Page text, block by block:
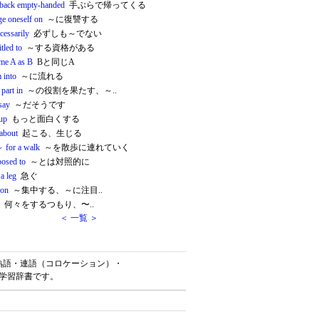
empty-handed 手ぶらで帰ってくる
oneself on ～に復讐する
必ずしも～でない
to ～する資格がある
A as B Bと同じA
into ～に流れる
in ～の役割を果たす、～..
～だそうです
もっと面白くする
起こる、生じる
for a walk ～を散歩に連れていく
to ～とは対照的に
leg 急ぐ
～集中する、～に注目..
何々をするつもり、〜..
＜ 一覧 ＞
・連語（コロケーション）・
習辞書です。